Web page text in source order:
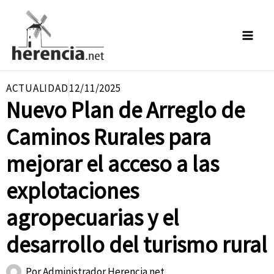
contenido
ACTUALIDAD12/11/2025
Nuevo Plan de Arreglo de
Caminos Rurales para
mejorar el acceso a las
explotaciones
agropecuarias y el
desarrollo del turismo rural